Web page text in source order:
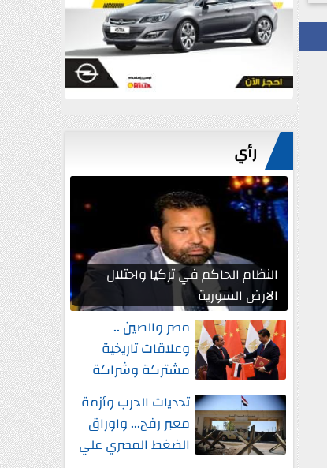
رأي
النظام الحاكم في تركيا واحتلال
الارض السورية
مصر والصين ..
وعلاقات تاريخية
مشتركة وشراكة
إستراتيجية شاملة
واستثمارات جديدةتحديات الحرب وأزمة
معبر رفح... واوراق
الضغط المصري علي